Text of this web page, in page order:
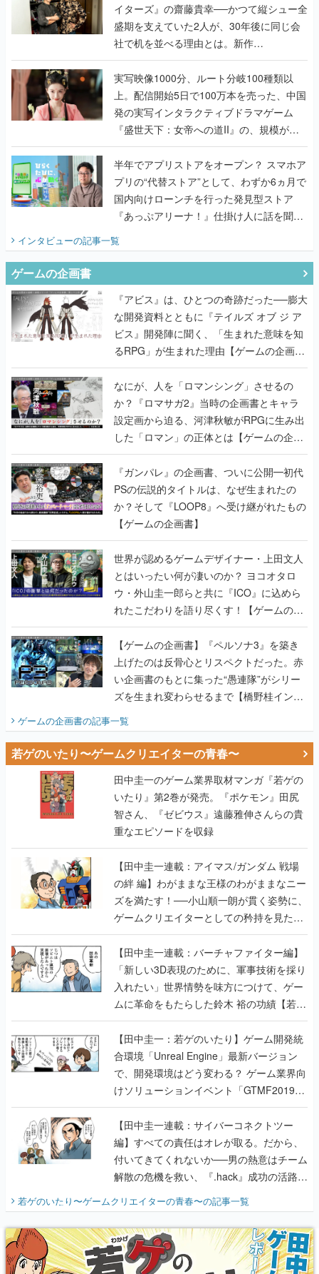
イターズ』の齋藤貴幸──かつて縦シュー全
盛期を支えていた2人が、30年後に同じ会
社で机を並べる理由とは。新作
『TATSUJIN EXTREME』で初タッグを組
んだレジェンド2人に訊く開発秘話
実写映像1000分、ルート分岐100種類以
上。配信開始5日で100万本を売った、中国
発の実写インタラクティブドラマゲーム
『盛世天下：女帝への道II』の、規模が違
うこだわりをプロデューサーに聞いた
半年でアプリストアをオープン？ スマホア
プリの“代替ストア”として、わずか6ヵ月で
国内向けローンチを行った発見型ストア
『あっぷアリーナ！』仕掛け人に話を聞い
インタビューの記事一覧
ゲームの企画書
『アビス』は、ひとつの奇跡だった──膨大
な開発資料とともに『テイルズ オブ ジ ア
ビス』開発陣に聞く、「生まれた意味を知
るRPG」が生まれた理由【ゲームの企画
書】
なにが、人を「ロマンシング」させるの
か？『ロマサガ2』当時の企画書とキャラ
設定画から迫る、河津秋敏がRPGに生み出
した「ロマン」の正体とは【ゲームの企画
書】
『ガンパレ』の企画書、ついに公開━初代
PSの伝説的タイトルは、なぜ生まれたの
か？そして『LOOP8』へ受け継がれたもの
【ゲームの企画書】
世界が認めるゲームデザイナー・上田文人
とはいったい何が凄いのか？ ヨコオタロ
ウ・外山圭一郎らと共に『ICO』に込めら
れたこだわりを語り尽くす！【ゲームの企
画書】
【ゲームの企画書】『ペルソナ3』を築き
上げたのは反骨心とリスペクトだった。赤
い企画書のもとに集った“愚連隊”がシリー
ズを生まれ変わらせるまで【橋野桂インタ
ゲームの企画書の記事一覧
若ゲのいたり〜ゲームクリエイターの青春〜
田中圭一のゲーム業界取材マンガ『若ゲの
いたり』第2巻が発売。『ポケモン』田尻
智さん、『ゼビウス』遠藤雅伸さんらの貴
重なエピソードを収録
【田中圭一連載：アイマス/ガンダム 戦場
の絆 編】わがままな王様のわがままなニー
ズを満たす！──小山順一朗が貫く姿勢に、
ゲームクリエイターとしての矜持を見た
【若ゲのいたり最終回】
【田中圭一連載：バーチャファイター編】
「新しい3D表現のために、軍事技術を採り
入れたい」世界情勢を味方につけて、ゲー
ムに革命をもたらした鈴木 裕の功績【若ゲ
のいたり】
【田中圭一：若ゲのいたり】ゲーム開発統
合環境「Unreal Engine」最新バージョン
で、開発環境はどう変わる？ ゲーム業界向
けソリューションイベント「GTMF2019」
に行って、より理解を深めよう【PR】
【田中圭一連載：サイバーコネクトツー
編】すべての責任はオレが取る。だから、
付いてきてくれないか──男の熱意はチーム
解散の危機を救い、『.hack』成功の活路を
『少年ジャンプ』色だった【若ゲのいた
り】
若ゲのいたり〜ゲームクリエイターの青春〜の記事一覧